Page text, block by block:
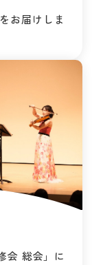
お届けしま
会 総会」に